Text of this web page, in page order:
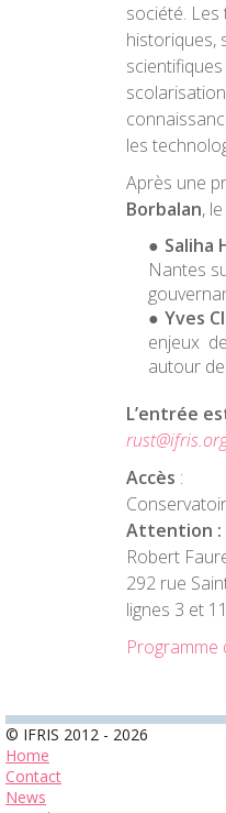
société.
historiques,
les
Après une
Borbalan,
Saliha
Nantes
Yves
enjeux
autour
L’entrée
Accès :
Attention :
Robert
292 rue
lignes 3 et
Programme
© IFRIS 2012 - 2026
Home
Contact
News